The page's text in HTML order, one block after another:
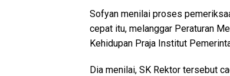
Sofyan menilai proses
cepat itu, melanggar Peraturan
Kehidupan Praja Institut
Dia menilai, SK Rektor tersebut